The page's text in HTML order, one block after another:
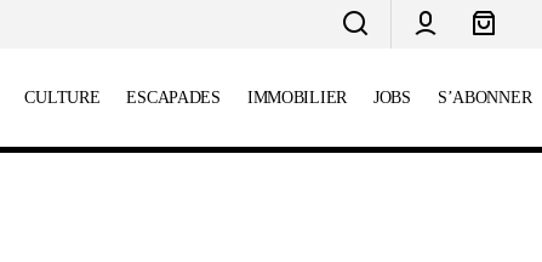
CULTURE ESCAPADES IMMOBILIER JOBS S’ABONNER